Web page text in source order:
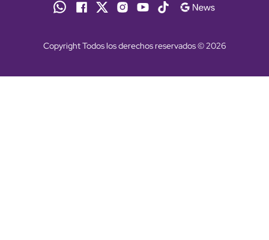
Copyright Todos los derechos reservados © 2026